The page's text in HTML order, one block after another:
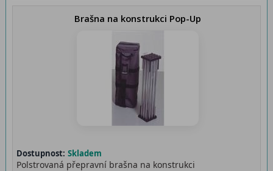
Brašna na konstrukci Pop-Up
Dostupnost: Skladem
Polstrovaná přepravní brašna na konstrukci